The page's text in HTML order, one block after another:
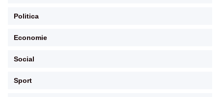
Politica
Economie
Social
Sport